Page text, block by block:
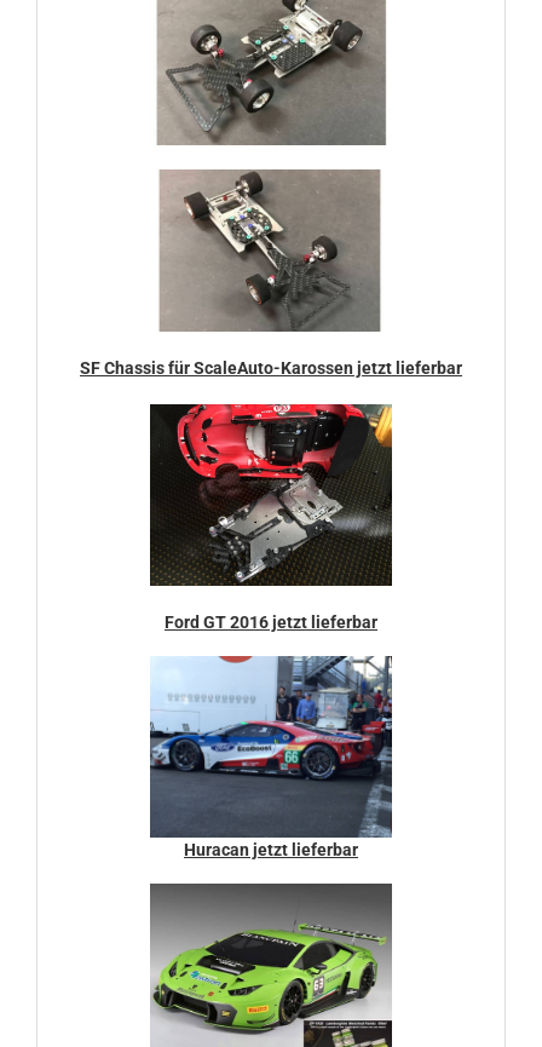
SF Chassis für ScaleAuto-Karossen jetzt lieferbar
Ford GT 2016 jetzt lieferbar
Huracan jetzt lieferbar